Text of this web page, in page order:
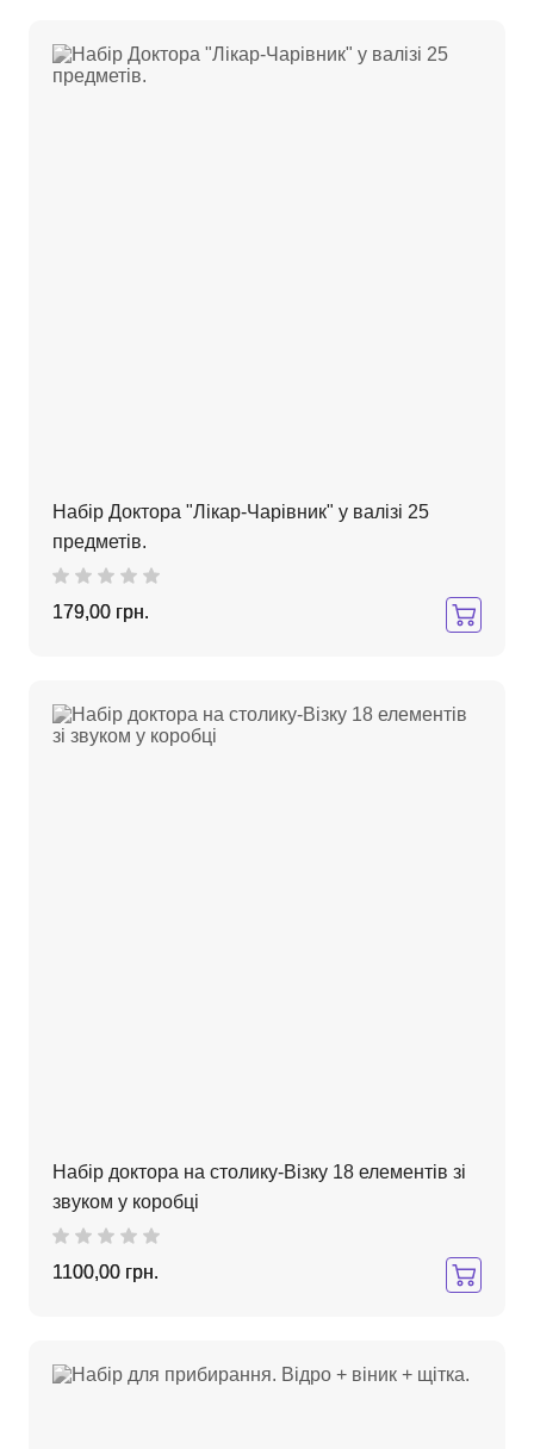
Набір Доктора "Лікар-Чарівник" у валізі 25
предметів.
179,00 грн.
Набір доктора на столику-Візку 18 елементів зі
звуком у коробці
1100,00 грн.